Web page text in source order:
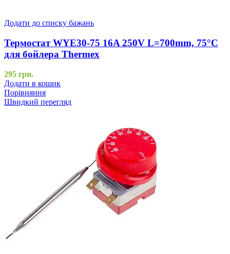
Додати до списку бажань
Термостат WYE30-75 16A 250V L=700mm, 75°C
для бойлера Thermex
295 грн.
Додати в кошик
Порівняння
Швидкий перегляд